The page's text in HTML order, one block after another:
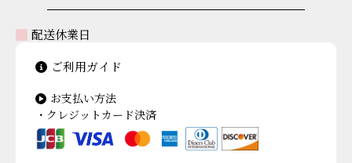
配送休業日
ご利用ガイド
お支払い方法
・クレジットカード決済